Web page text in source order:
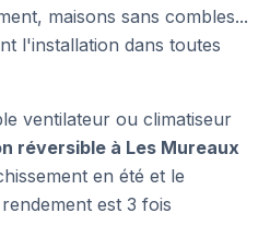
maisons sans combles...
l'installation dans toutes
ventilateur ou climatiseur
réversible à Les Mureaux
en été et le
est 3 fois